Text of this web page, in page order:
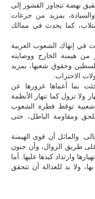
نهضة تتجاوز القشور إلى
والسيادة، بمزيد من جرعات
كما يحدث في ممالك
في إنهاك الشعوب العربية
من هيمنة الخارج ووصايته
وحقوق شعبها، بمزيد
الاحتراب.
بما أعماها غرورها عن
ولا تزول كما تنهار الأنظمة
شعبية توقظ فطرة الشعوب
ومقاومة الباطل، حتى
والماثل أن قوى الهيمنة
طريق الزوال، وأن جنون
وارتداد كيدها عليها. أما
ولا بد للعدالة أن تتحقق